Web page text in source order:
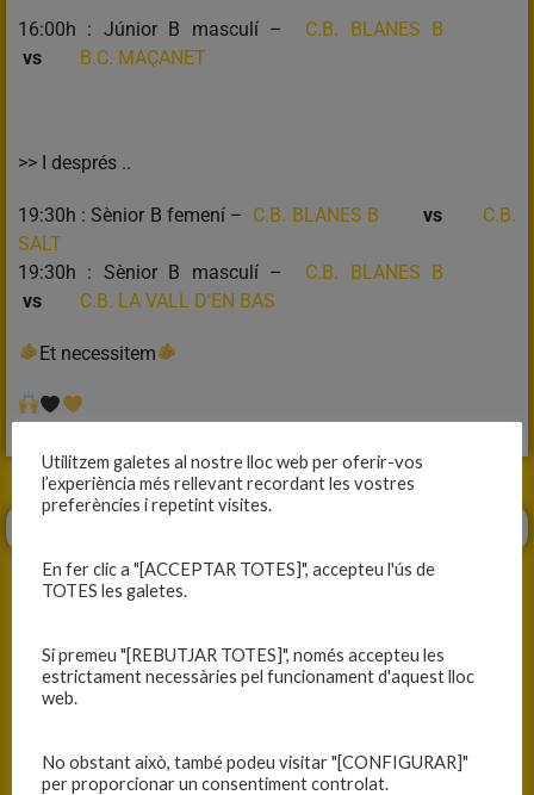
16:00h : Júnior B masculí – C.B. BLANES B
vs
B.C. MAÇANET
>> I després ..
19:30h : Sènior B femení – C.B. BLANES B vs
C.B.
SALT
19:30h : Sènior B masculí – C.B. BLANES B
vs
C.B. LA VALL D’EN BAS
Et necessitem
ANTERIOR
PARTITS A LA CIUTAT ESPORTIVA
SEGÜENT
Utilitzem galetes al nostre lloc web per oferir-vos
l’experiència més rellevant recordant les vostres
preferències i repetint visites.
En fer clic a "[ACCEPTAR TOTES]", accepteu l'ús de
TOTES les galetes.
Si premeu "[REBUTJAR TOTES]", només accepteu les
estrictament necessàries pel funcionament d'aquest lloc
web.
No obstant això, també podeu visitar "[CONFIGURAR]"
per proporcionar un consentiment controlat.